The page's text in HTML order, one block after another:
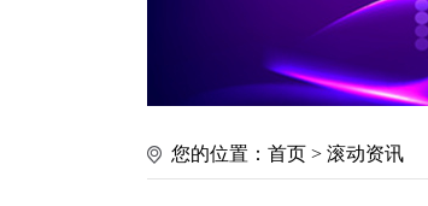
您的位置： 首页 > 滚动资讯